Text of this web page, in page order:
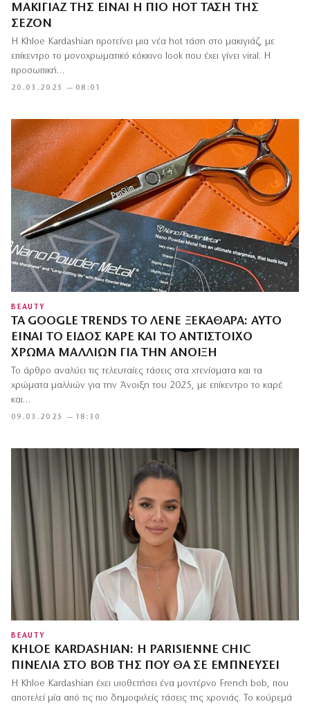
ΜΑΚΙΓΙΆΖ ΤΗΣ ΕΊΝΑΙ Η ΠΙΟ HOT ΤΆΣΗ ΤΗΣ
ΣΕΖΌΝ
20.03.2025 — 08:01
Η Khloe Kardashian προτείνει μια νέα hot τάση στο μακιγιάζ, με
επίκεντρο το μονοχρωματικό κόκκινο look που έχει γίνει viral. Η
προσωπική…
BEAUTY
ΤΑ GOOGLE TRENDS ΤΟ ΛΈΝΕ ΞΕΚΆΘΑΡΑ: ΑΥΤΌ
ΕΊΝΑΙ ΤΟ ΕΊΔΟΣ ΚΑΡΈ ΚΑΙ ΤΟ ΑΝΤΊΣΤΟΙΧΟ
ΧΡΏΜΑ ΜΑΛΛΙΏΝ ΓΙΑ ΤΗΝ ΆΝΟΙΞΗ
09.03.2025 — 18:30
Το άρθρο αναλύει τις τελευταίες τάσεις στα χτενίσματα και τα
χρώματα μαλλιών για την Άνοιξη του 2025, με επίκεντρο το καρέ
και…
BEAUTY
KHLOE KARDASHIAN: Η PARISIENNE CHIC
ΠΙΝΕΛΙΆ ΣΤΟ BOB ΤΗΣ ΠΟΥ ΘΑ ΣΕ ΕΜΠΝΕΎΣΕΙ
Η Khloe Kardashian έχει υιοθετήσει ένα μοντέρνο French bob, που
αποτελεί μία από τις πιο δημοφιλείς τάσεις της χρονιάς. Το κούρεμά